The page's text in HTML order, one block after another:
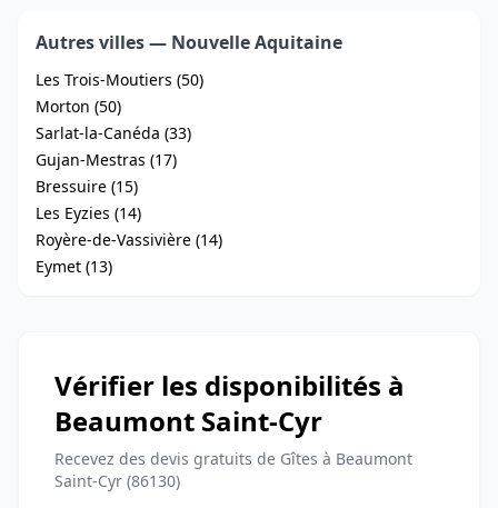
Autres villes — Nouvelle Aquitaine
Les Trois-Moutiers (50)
Morton (50)
Sarlat-la-Canéda (33)
Gujan-Mestras (17)
Bressuire (15)
Les Eyzies (14)
Royère-de-Vassivière (14)
Eymet (13)
Vérifier les disponibilités à
Beaumont Saint-Cyr
Recevez des devis gratuits de Gîtes à Beaumont
Saint-Cyr (86130)